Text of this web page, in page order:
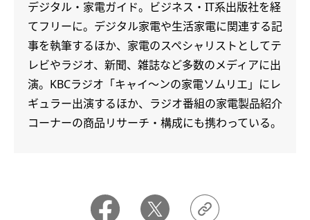
デジタル・家電ガイド。ビジネス・IT系出版社を経
てフリーに。デジタル家電や生活家電に関連する記
事を執筆するほか、家電のスペシャリストとしてテ
レビやラジオ、新聞、雑誌など多数のメディアに出
演。KBCラジオ「キャイ～ンの家電ソムリエ」にレ
ギュラー出演するほか、ラジオ番組の家電製品紹介
コーナーの商品リサーチ・構成にも携わっている。